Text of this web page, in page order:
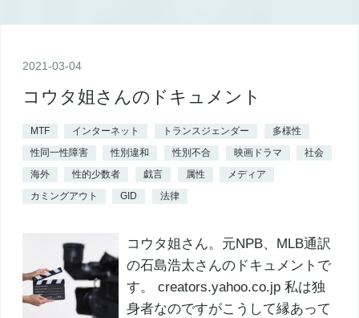
2021-03-04
コウタ姐さんのドキュメント
MTF インターネット トランスジェンダー
多様性
性同一性障害
性別違和 性別不合 映画ドラマ
社会
海外
性的少数者 戯言 属性
メディア
カミングアウト
GID 法律
コウタ姐さん。元NPB、MLB通訳
の石島浩太さんのドキュメントで
す。 creators.yahoo.co.jp 私は独
身者なのですがこうして縁あって